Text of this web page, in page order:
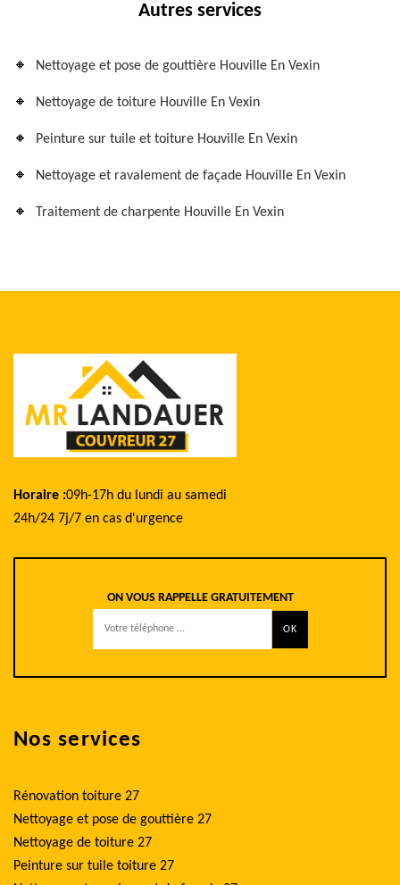
Autres services
Nettoyage et pose de gouttière Houville En Vexin
Nettoyage de toiture Houville En Vexin
Peinture sur tuile et toiture Houville En Vexin
Nettoyage et ravalement de façade Houville En Vexin
Traitement de charpente Houville En Vexin
Horaire :09h-17h du lundi au samedi
24h/24 7j/7 en cas d'urgence
ON VOUS RAPPELLE GRATUITEMENT
Nos services
Rénovation toiture 27
Nettoyage et pose de gouttière 27
Nettoyage de toiture 27
Peinture sur tuile toiture 27